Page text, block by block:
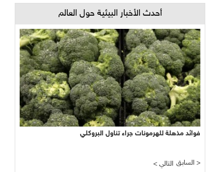
أحدث الأخبار البيئية حول العالم
فوائد مذهلة للهرمونات جراء تناول البروكلي
< التالي السابق >